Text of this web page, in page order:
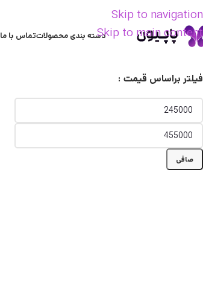
Skip to navigation
Skip to main contentدسته بندی محصولاتتماس با ما
فیلتر براساس قیمت :
صافی